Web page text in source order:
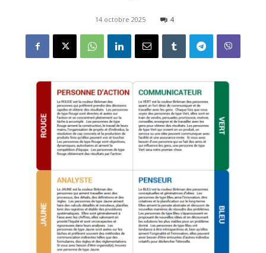
14 octobre 2025 4